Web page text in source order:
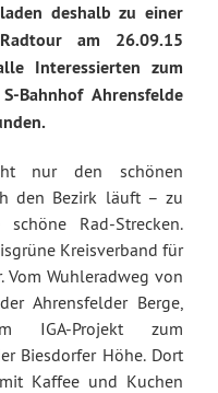
laden deshalb zu einer
Radtour am 26.09.15
Interessierten zum
Bahnhof Ahrensfelde
nur den schönen
den Bezirk läuft – zu
Rad-Strecken.
Kreisverband für
Vom Wuhleradweg von
Ahrensfelder Berge,
IGA-Projekt zum
Biesdorfer Höhe. Dort
Kaffee und Kuchen